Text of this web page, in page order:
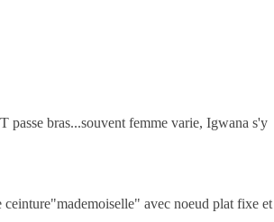
passe bras...souvent femme varie, Igwana s'y
avec noeud plat fixe et